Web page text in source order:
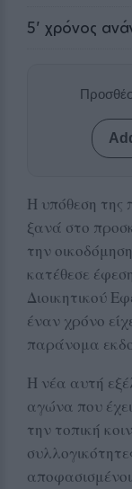
5' χρόνος
Η υπόθεση της
ξανά στο
την
κατέθεσε
Διοικητικού
έναν χρόνο
παράνομα
Η νέα αυτή
αγώνα που
την τοπική